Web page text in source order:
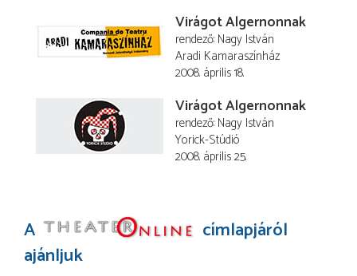
Virágot Algernonnak
rendező Nagy István
Aradi Kamaraszínház
2008. április 18.
Virágot Algernonnak
rendező Nagy István
Yorick-Stúdió
2008. április 25.
A
címlapjáról
ajánljuk